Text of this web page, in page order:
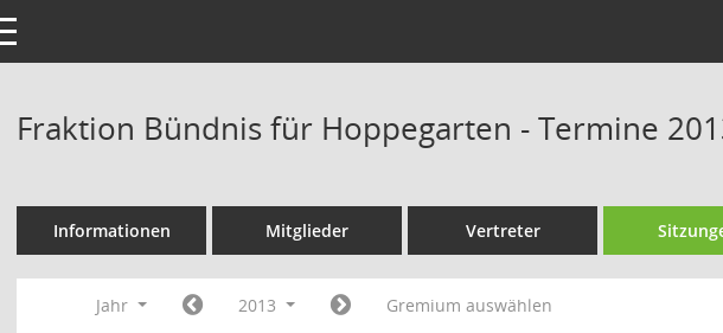
navigation
Fraktion Bündnis für Hoppegarten - Termine
Informationen Mitglieder Vertreter
Jahr 2013 Gremium auswählen